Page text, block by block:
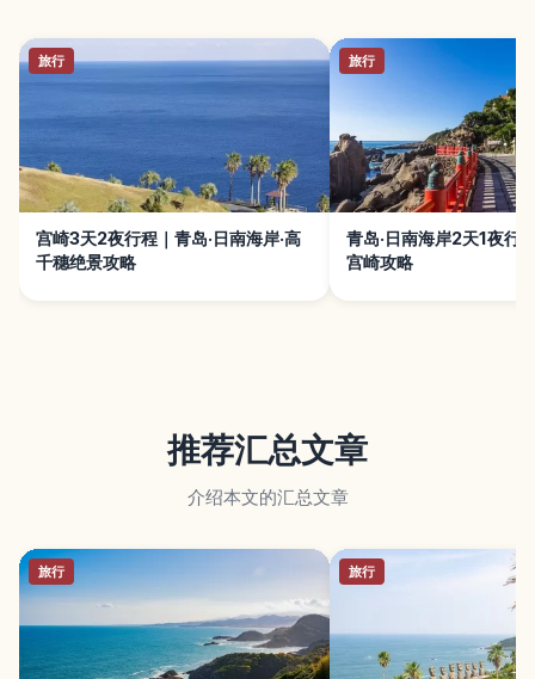
旅行
宫崎3天2夜行程｜青岛·日南海岸·高
千穗绝景攻略
旅行
青岛·日南海岸2天1夜行
宫崎攻略
推荐汇总文章
介绍本文的汇总文章
旅行 旅行